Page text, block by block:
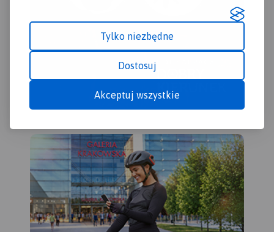
Tylko niezbędne
Dostosuj
Akceptuj wszystkie